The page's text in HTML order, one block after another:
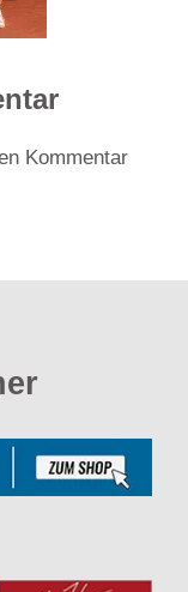
Kommentar